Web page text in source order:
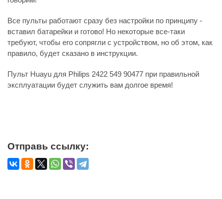
Все пульты работают сразу без настройки по принципу -
вставил батарейки и готово! Но некоторые все-таки
требуют, чтобы его сопрягли с устройством, но об этом, как
правило, будет сказано в инструкции.
Пульт Huayu для Philips 2422 549 90477 при правильной
эксплуатации будет служить вам долгое время!
Отправь ссылку: